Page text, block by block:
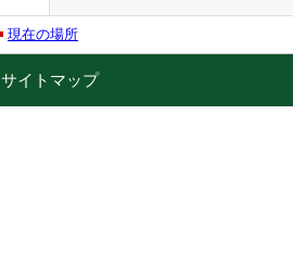
現在の場所
サイトマップ